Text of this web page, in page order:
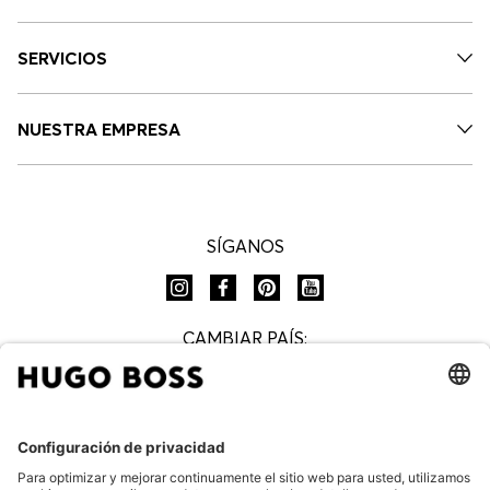
SERVICIOS
NUESTRA EMPRESA
SÍGANOS
CAMBIAR PAÍS: